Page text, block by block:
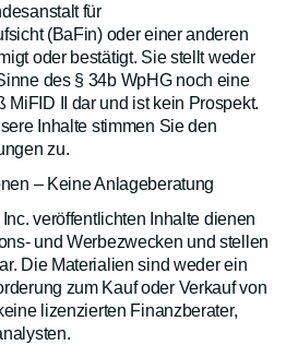
für
(BaFin) oder einer anderen
oder bestätigt. Sie stellt weder
des § 34b WpHG noch eine
II dar und ist kein Prospekt.
Inhalte stimmen Sie den
zu.
– Keine Anlageberatung
veröffentlichten Inhalte dienen
und Werbezwecken und stellen
Die Materialien sind weder ein
zum Kauf oder Verkauf von
lizenzierten Finanzberater,